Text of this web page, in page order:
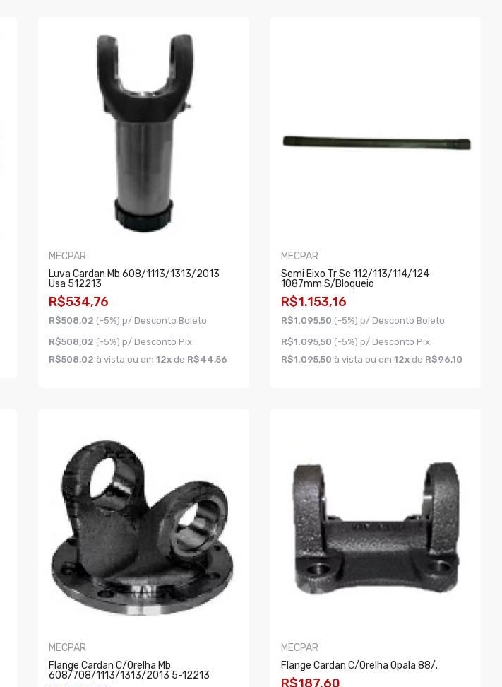
MECPAR
Luva Cardan Mb 608/1113/1313/2013
Usa 512213
R$534,76
R$508,02 (-5%) p/ Desconto Boleto
R$508,02 (-5%) p/ Desconto Pix
R$508,02 à vista ou em 12x de R$44,56
MECPAR
Semi Eixo Tr Sc 112/113/114/124
1087mm S/bloqueio
R$1.153,16
R$1.095,50 (-5%) p/ Desconto Boleto
R$1.095,50 (-5%) p/ Desconto Pix
R$1.095,50 à vista ou em 12xde R$96,10
MECPAR
Flange Cardan C/orelha Mb
608/708/1113/1313/2013 5-12213
MECPAR
Flange Cardan C/orelha Opala 88/.
R$187,60